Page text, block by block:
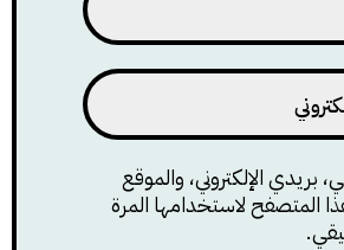
بريدي الإلكتروني، والموقع
هذا المتصفح لاستخدامها المرة